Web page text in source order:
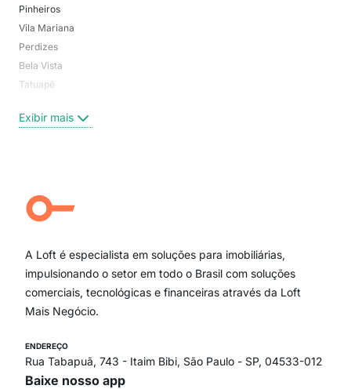
Pinheiros
Vila Mariana
Perdizes
Bela Vista
Tatuapé
Centro
Campo Belo
Ipiranga
Paraíso
Itaim Bibi
Exibir mais
A Loft é especialista em soluções para imobiliárias,
impulsionando o setor em todo o Brasil com soluções
comerciais, tecnológicas e financeiras através da Loft
Mais Negócio.
ENDEREÇO
Rua Tabapuã, 743 - Itaim Bibi, São Paulo - SP, 04533-012
Baixe nosso app